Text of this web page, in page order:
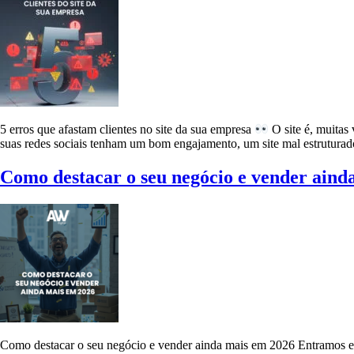
5 erros que afastam clientes no site da sua empresa
O site é, muitas
suas redes sociais tenham um bom engajamento, um site mal
Como destacar o seu negócio e vender
Como destacar o seu negócio e vender ainda mais em 2026